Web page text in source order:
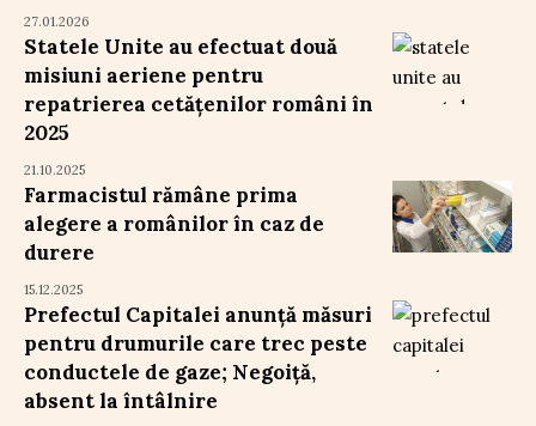
27.01.2026
Statele Unite au efectuat două
misiuni aeriene pentru
repatrierea cetățenilor români în
2025
21.10.2025
Farmacistul rămâne prima
alegere a românilor în caz de
durere
15.12.2025
Prefectul Capitalei anunță măsuri
pentru drumurile care trec peste
conductele de gaze; Negoiță,
absent la întâlnire